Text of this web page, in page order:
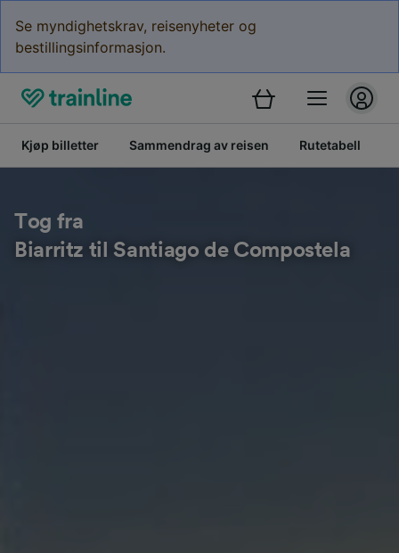
Se myndighetskrav, reisenyheter og
bestillingsinformasjon.
Kjøp billetter Sammendrag av reisen Rutetabell
Tog fra
Biarritz til Santiago de Compostela